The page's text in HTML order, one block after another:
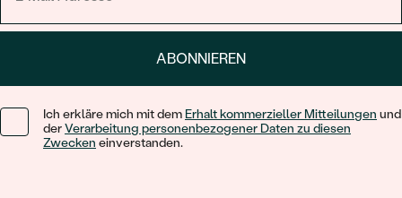
ABONNIEREN
Ich erkläre mich mit dem Erhalt kommerzieller Mitteilungen und
derVerarbeitung personenbezogener Daten zu diesen
Zwecken einverstanden.